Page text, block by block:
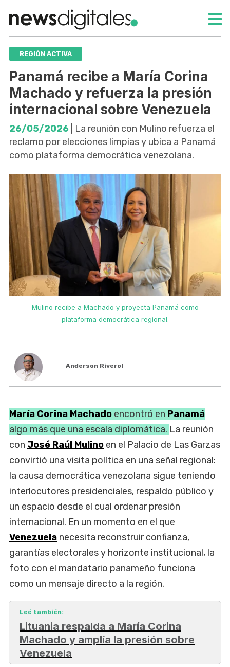
REGIÓN ACTIVA
Panamá recibe a María Corina
Machado y refuerza la presión
internacional sobre Venezuela
26/05/2026 | La reunión con Mulino refuerza el
reclamo por elecciones limpias y ubica a Panamá
como plataforma democrática venezolana.
Mulino recibe a Machado y proyecta Panamá como
plataforma democrática regional.
Anderson Riverol
María Corina Machado encontró en Panamá
algo más que una escala diplomática. La reunión
con José Raúl Mulino en el Palacio de Las Garzas
convirtió una visita política en una señal regional:
la causa democrática venezolana sigue teniendo
interlocutores presidenciales, respaldo público y
un espacio desde el cual ordenar presión
internacional. En un momento en el que
Venezuela necesita reconstruir confianza,
garantías electorales y horizonte institucional, la
foto con el mandatario panameño funciona
como un mensaje directo a la región.
Leé también:
Lituania respalda a María Corina
Machado y amplía la presión sobre
Venezuela